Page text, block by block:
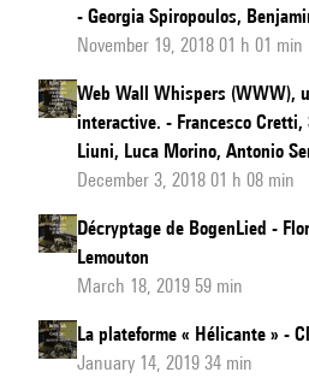
- Georgia Spiropoulos,
November 19, 2018 01 h 01 min
Web Wall Whispers (WWW),
interactive. - Francesco Cretti,
Liuni, Luca Morino, Antonio
December 3, 2018 01 h 08 min
Décryptage de BogenLied -
Lemouton
March 18, 2019 59 min
La plateforme « Hélicante » -
January 14, 2019 34 min